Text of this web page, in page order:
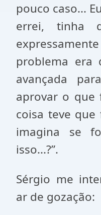
pouco caso...
errei, tinha
problema
avançada
aprovar o que
coisa teve
imagina se
isso...?”.
Sérgio me
ar de gozação: